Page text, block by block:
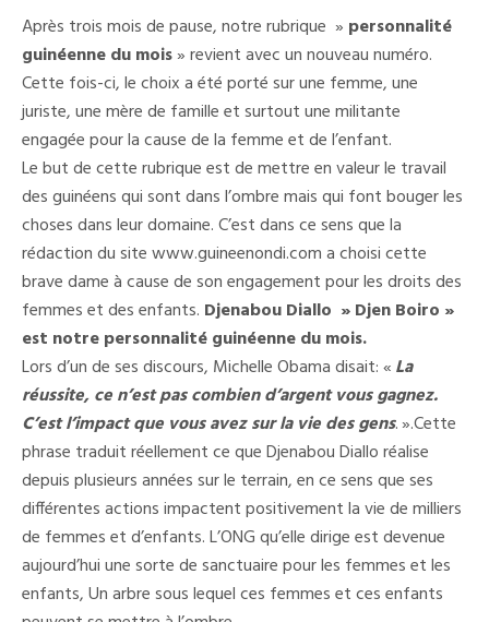
Du
Mois »,
Djenabou
Diallo
« Djen
Boiro »,
Juriste
Fiscaliste
Et
Militante
Pour
Les
Droits
Des
Femmes
Et
Des
Enfants
Après trois mois de pause, notre rubrique » personnalité
guinéenne du mois» revient avec un nouveau numéro.
Cette fois-ci, le choix a été porté sur une femme, une
juriste, une mère de famille et surtout une militante
engagée pour la cause de la femme et de l’enfant.
Le but de cette rubrique est de mettre en valeur le travail
des guinéens qui sont dans l’ombre mais qui font bouger les
choses dans leur domaine. C’est dans ce sens que la
rédaction du site www.guineenondi.com a choisi cette
brave dame à cause de son engagement pour les droits des
femmes et des enfants. Djenabou Diallo » Djen Boiro »
est notre personnalité guinéenne du mois.
Lors d’un de ses discours, Michelle Obama disait: «La
réussite, ce n’est pas combien d’argent vous gagnez.
C’est l’impact que vous avez sur la vie des gens. ».Cette
phrase traduit réellement ce que Djenabou Diallo réalise
depuis plusieurs années sur le terrain, en ce sens que ses
différentes actions impactent positivement la vie de milliers
de femmes et d’enfants. L’ONG qu’elle dirige est devenue
aujourd’hui une sorte de sanctuaire pour les femmes et les
enfants, Un arbre sous lequel ces femmes et ces enfants